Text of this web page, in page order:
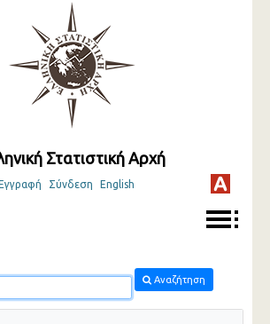
Στατιστική Αρχή
Σύνδεση English
Αναζήτηση